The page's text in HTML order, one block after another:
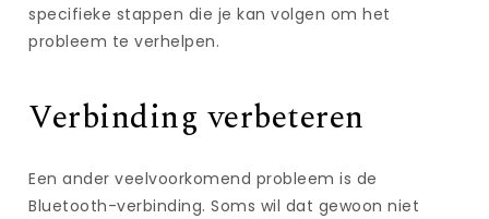
specifieke stappen die je kan volgen om het
probleem te verhelpen.
Verbinding verbeteren
Een ander veelvoorkomend probleem is de
Bluetooth-verbinding. Soms wil dat gewoon niet